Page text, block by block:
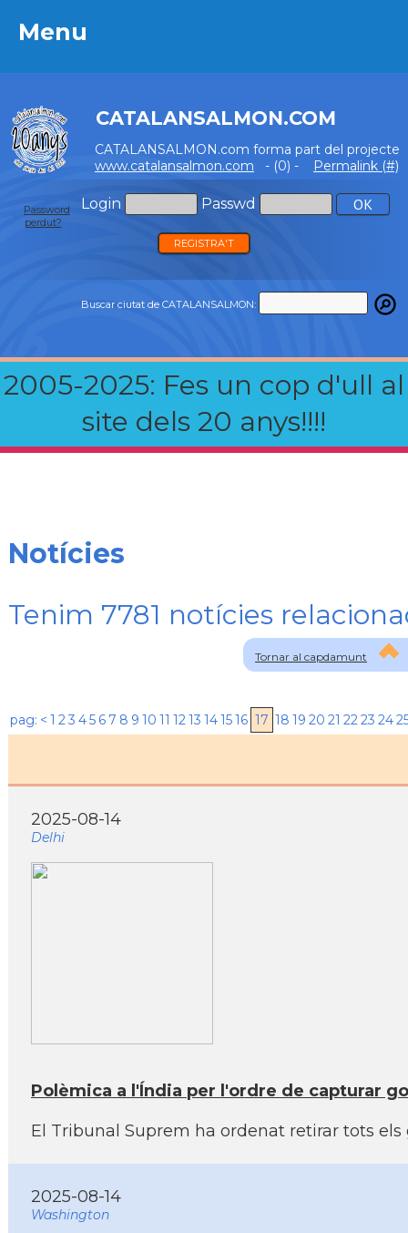
Menu
CATALANSALMON.COM
CATALANSALMON.com forma part del projecte
www.catalansalmon.com - (0) - Permalink (#)
Login Passwd
Password
perdut?
REGISTRA'T
Buscar ciutat de CATALANSALMON:
2005-2025: Fes un cop d'ull al
site dels 20 anys!!!!
Menu
Tornar al capdamunt
Notícies
Tenim 7781 notícies
pag: < 1 23 45 6 7 8 9 10 11 1213 141516 17 18 19 20 21 2223 24
2025-08-14
Delhi
Polèmica a l'Índia per l'ordre de capturar
El Tribunal Suprem ha ordenat retirar tots
2025-08-14
Washington